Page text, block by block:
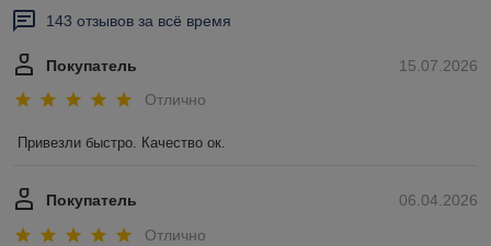
143 отзывов за всё время
15.07.2026
Покупатель
Отлично
Привезли быстро. Качество ок.
06.04.2026
Покупатель
Отлично